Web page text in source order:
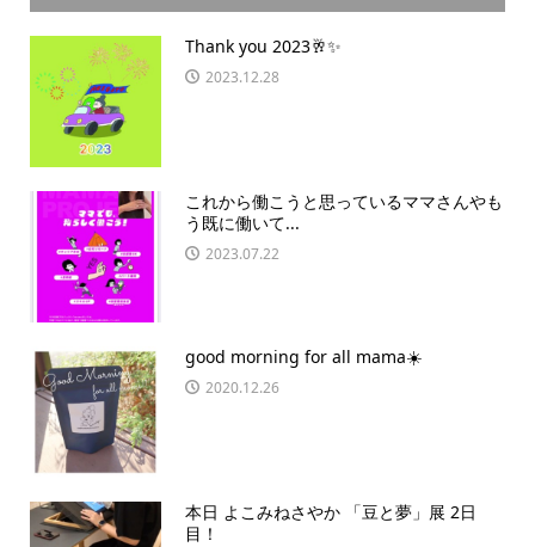
Thank you 2023🥂✨
2023.12.28
これから働こうと思っているママさんやも
う既に働いて...
2023.07.22
good morning for all mama️☀️
2020.12.26
本日 よこみねさやか 「豆と夢」展 2日
目！